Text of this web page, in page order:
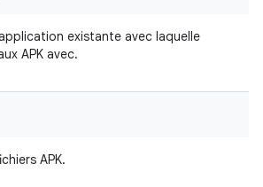
existante avec laquelle
APK avec.
APK.